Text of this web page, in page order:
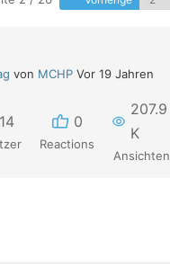
von MCHP Vor 19 Jahren
14 0
Reactions
207.9
K
Ansichten